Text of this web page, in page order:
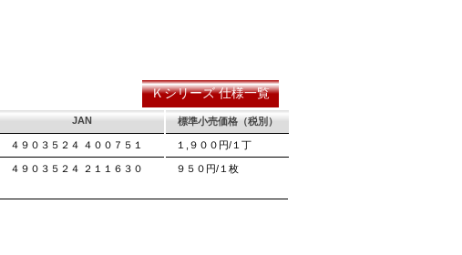
Ｋシリーズ 仕様一覧
JAN 標準小売価格（税別）
４９０３５２４ ４００７５１ １,９００円/１丁
４９０３５２４ ２１１６３０ ９５０円/１枚